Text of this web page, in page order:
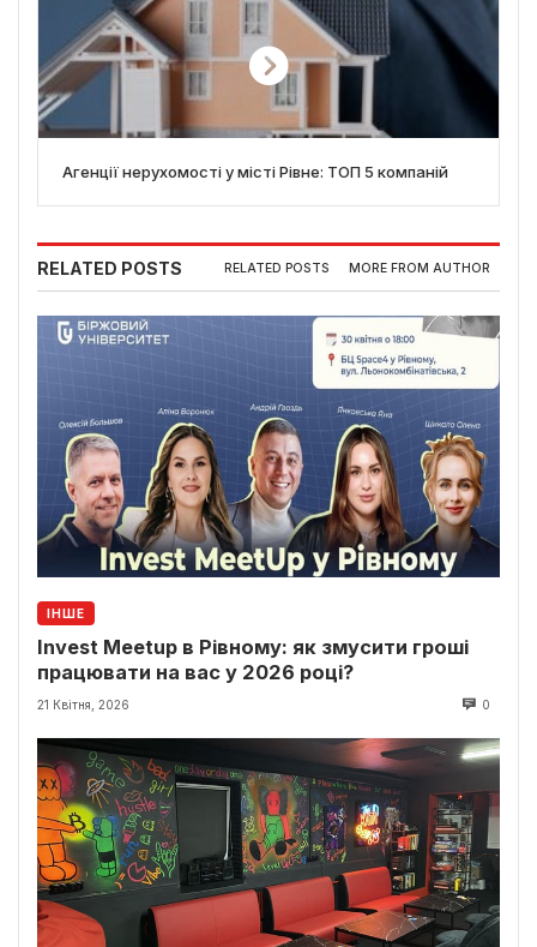
Агенції нерухомості у місті Рівне: ТОП 5 компаній
RELATED POSTS RELATED POSTS MORE FROM AUTHOR
ІНШЕ
Invest Meetup в Рівному: як змусити гроші
працювати на вас у 2026 році?
21 Квітня, 2026 0